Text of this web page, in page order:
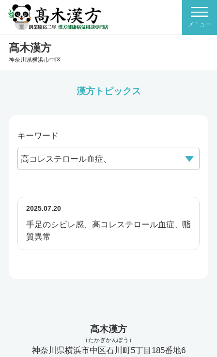
髙木漢方
神奈川県横浜市中区
漢方トピックス
キーワード
2025.07.20
手足のシビレ感、高コレステロール血症、脂
質異常
髙木漢方
（たかぎかんぽう）
神奈川県横浜市中区石川町5丁目185番地6